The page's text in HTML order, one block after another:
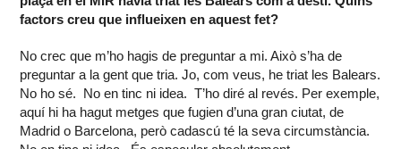
factors creu que influeixen en aquest fet?
No crec que m’ho hagis de preguntar a mi. Això s’ha de
preguntar a la gent que tria. Jo, com veus, he triat les Balears.
No ho sé. No en tinc ni idea. T’ho diré al revés. Per exemple,
aquí hi ha hagut metges que fugien d’una gran ciutat, de
Madrid o Barcelona, però cadascú té la seva circumstància.